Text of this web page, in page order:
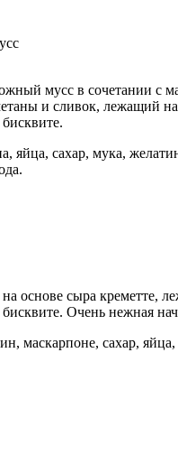
мусс в сочетании с
и сливок, лежащий
яйца, сахар, мука,
основе сыра креметте,
Очень нежная
маскарпоне, сахар,